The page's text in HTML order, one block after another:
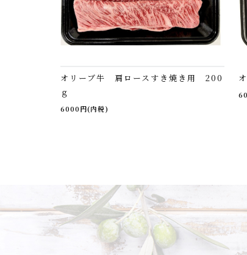
オリーブ牛 肩ロースすき焼き用 200
ｇ
6000円(内税)